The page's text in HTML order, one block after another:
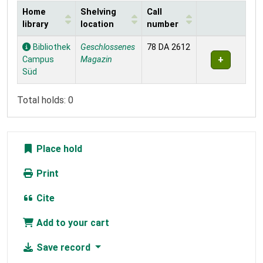
Holdings
Home
library
Shelving
location
Call
number
Bibliothek
Campus
Süd
Geschlossenes
Magazin
78 DA 2612
Total holds: 0
Place hold
Print
Cite
Add to your cart
Save record